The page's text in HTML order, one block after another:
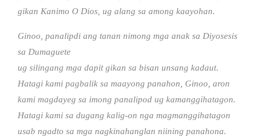
gikan Kanimo O Dios, ug alang sa among kaayohan.
Ginoo, panalipdi ang tanan nimong mga anak sa Diyosesis
sa Dumaguete
ug silingang mga dapit gikan sa bisan unsang kadaut.
Hatagi kami pagbalik sa maayong panahon, Ginoo, aron
kami magdayeg sa imong panalipod ug kamanggihatagon.
Hatagi kami sa dugang kalig-on nga magmanggihatagon
usab ngadto sa mga nagkinahanglan niining panahona.